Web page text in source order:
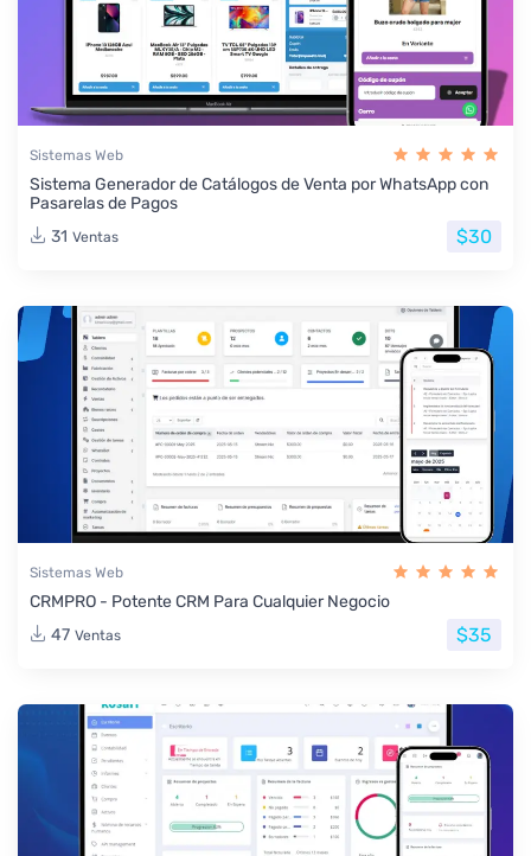
Sistemas Web
Sistema Generador de Catálogos de Venta por WhatsApp con
Pasarelas de Pagos
31 Ventas $30
Sistemas Web
CRMPRO - Potente CRM Para Cualquier Negocio
47 Ventas $35